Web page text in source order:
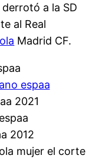
a la SD
al Real
Madrid CF.